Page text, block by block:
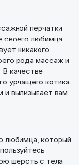
перчатки
своего любимца.
никакого
рода массаж и
В качестве
урчащего котика
и вылизывает вам
любимца, который
шерсть с тела